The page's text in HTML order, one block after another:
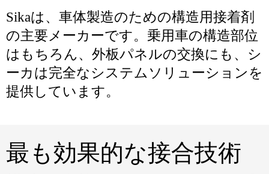
Sikaは、車体製造のための構造用接着剤
の主要メーカーです。乗用車の構造部位
はもちろん、外板パネルの交換にも、シ
ーカは完全なシステムソリューションを
提供しています。
最も効果的な接合技術